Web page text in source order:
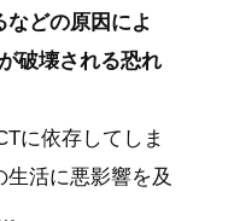
どの原因によ
破壊される恐れ
に依存してしま
生活に悪影響を及